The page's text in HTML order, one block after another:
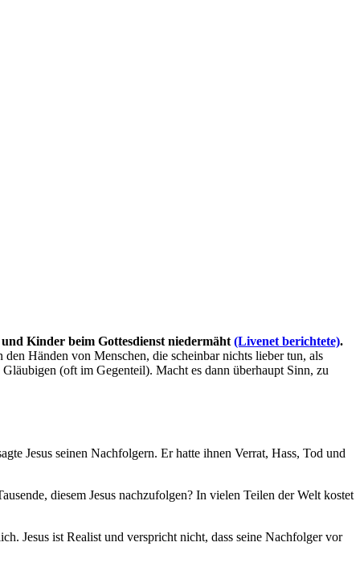
Kinder beim Gottesdienst niedermäht (Livenet berichtete).
Händen von Menschen, die scheinbar nichts lieber tun, als
(oft im Gegenteil). Macht es dann überhaupt Sinn, zu
Jesus seinen Nachfolgern. Er hatte ihnen Verrat, Hass, Tod und
diesem Jesus nachzufolgen? In vielen Teilen der Welt kostet
Jesus ist Realist und verspricht nicht, dass seine Nachfolger vor